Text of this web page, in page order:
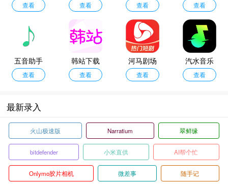
V版
查看 查看
播放器app
查看
光最新版
查看
五音助手
查看
韩站下载
查看
河马剧场
查看
汽水音乐
免费版
查看
最新录入
火山极速版 Narratium 翠鲜缘
bitdefender 小米直供 AI帮个忙
Onlymo胶片相机 微差事 随手记